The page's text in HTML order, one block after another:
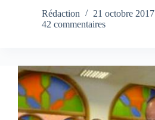
Rédaction
21 octobre 2017
42 commentaires